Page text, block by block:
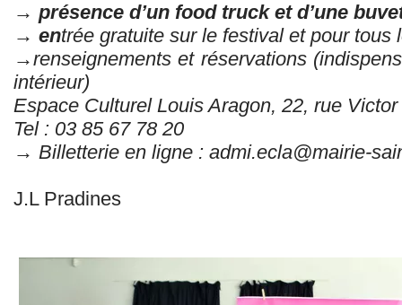
→ présence d’un food truck et d’une
→ entrée gratuite sur le festival et pour tous
→renseignements et réservations
intérieur)
Espace Culturel Louis Aragon, 22, rue
Tel : 03 85 67 78 20
→ Billetterie en ligne : admi.ecla@mairie-
J.L Pradines